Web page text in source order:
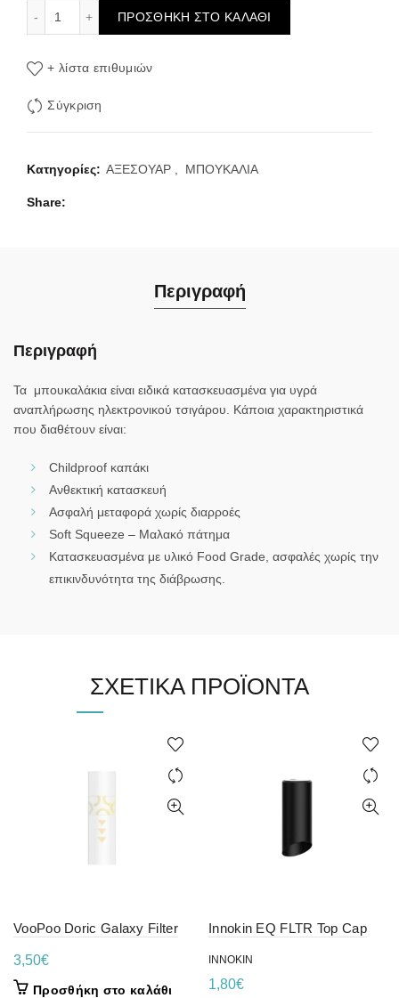
ΠΡΟΣΘΉΚΗ ΣΤΟ ΚΑΛΆΘΙ
+ λίστα επιθυμιών
Σύγκριση
Κατηγορίες: ΑΞΕΣΟΥΑΡ ΜΠΟΥΚΑΛΙΑ
Share
Περιγραφή
Περιγραφή
Τα μπουκαλάκια είναι ειδικά κατασκευασμένα για υγρά
αναπλήρωσης ηλεκτρονικού τσιγάρου. Κάποια χαρακτηριστικά
που διαθέτουν είναι:
Childproof καπάκι
Ανθεκτική κατασκευή
Ασφαλή μεταφορά χωρίς διαρροές
Soft Squeeze – Μαλακό πάτημα
Κατασκευασμένα με υλικό Food Grade, ασφαλές χωρίς την
επικινδυνότητα της διάβρωσης.
ΣΧΕΤΙΚΆ ΠΡΟΪΌΝΤΑ
VooPoo Doric Galaxy Filter
3,50€
Προσθήκη στο καλάθι
Innokin EQ FLTR Top Cap
INNOKIN
1,80€